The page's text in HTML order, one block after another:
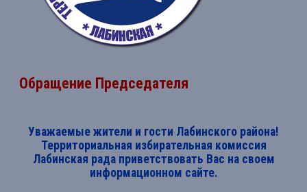
Обращение Председателя
Уважаемые жители и гости Лабинского района!
Территориальная избирательная комиссия
Лабинская рада приветствовать Вас на своем
информационном сайте.